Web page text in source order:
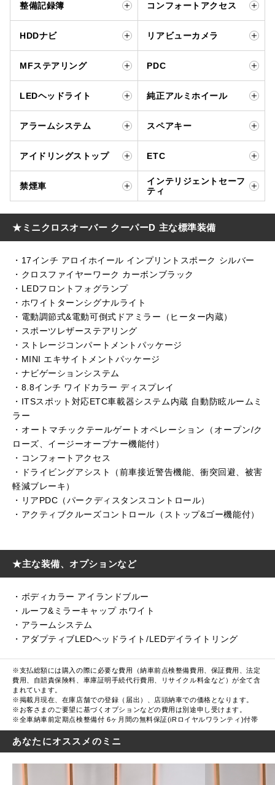
整備記録簿 コンフォートアクセス
HDDナビ リアビューカメラ
MFステアリング PDC
LEDヘッドライト 純正アルミホイール
アラームシステム スペアキー
アイドリングストップ ETC
禁煙車
インテリジェントセーフ
ティ
★ミニクロスオーバー クーパーD 主な標準装備
・17インチ アロイホイール インプリントスポーク シルバー
・クロスファイヤーワーク カーボンブラック
・LEDフロントフォグランプ
・ホワイトターンシグナルライト
・電動調節式&電動可倒式ドアミラー（ヒーター内蔵）
・スポーツレザーステアリング
・ストレージコンパートメントパッケージ
・MINI エキサイトメントパッケージ
・ナビゲーションシステム
・8.8インチ ワイドカラー ディスプレイ
・ITSスポット対応ETC車載器システム内蔵 自動防眩ルームミ
ラー
・オートマチックテールゲートオペレーション（オープン/ク
ローズ、イージーオープナー機能付）
・コンフォートアクセス
・ドライビングアシスト（前車接近警告機能、衝突回避、被害
軽減ブレーキ）
・リアPDC（パークディスタンスコントロール）
・アクティブクルーズコントロール（ストップ&ゴー機能付）
★主な装備、オプションなど
・ボディカラー アイランドブルー
・ルーフ&ミラーキャップ ホワイト
・アラームシステム
・アダプティブLEDヘッドライト/LEDデイライトリング
※支払総額には購入の際に必要な費用（納車前点検整備費用、保証費用、法定
費用、自賠責保険料、車庫証明手続代行費用、リサイクル料金など）が全て含
まれています。
※掲載月現在、在庫店舗での登録（届出）、店頭納車での価格となります。
※お客さまのご要望に基づくオプションなどの費用は別途申し受けます。
※全車納車前定期点検整備付 6ヶ月間の無料保証(iRロイヤルワランティ)付帯
あなたにオススメのミニ